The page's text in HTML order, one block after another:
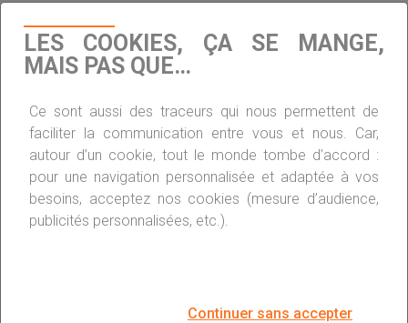
En revanche, il existe un scénario où il peut être avantageux
de profiter de cette mesure : en cas dediminution du taux
marginal d’imposition en 2024
significative des revenus (un départ en retraite, un passage
à temps partiel ou une période de chômage).
Pour bénéficier du
nécessaire de mentionner
LES COOKIES, ÇA SE MANGE,
MAIS PAS QUE…
Ce sont aussi des traceurs qui nous permettent de
faciliter la communication entre vous et nous. Car,
autour d’un cookie, tout le monde tombe d’accord :
pour une navigation personnalisée et adaptée à vos
besoins, acceptez nos cookies (mesure d’audience,
publicités personnalisées, etc.).
Continuer sans accepter